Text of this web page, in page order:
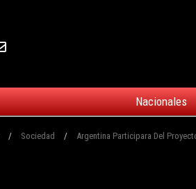
Nacionales
/ Sociedad / Argentina Participara Del